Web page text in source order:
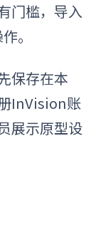
门槛，导入
。
保存在本
InVision账
展示原型设